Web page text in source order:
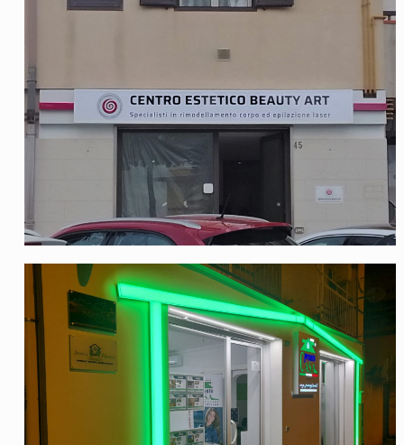
Centro estetico Beauty Art
Pronto Casa